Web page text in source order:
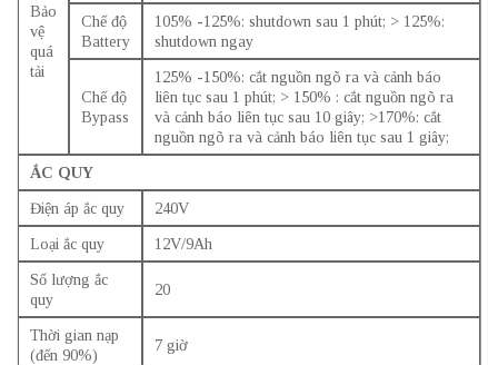
Bảo
vệ
quá
tải
Chế độ
Battery
105% -125%: shutdown sau 1 phút; > 125%:
shutdown ngay
Chế độ
Bypass
125% -150%: cắt nguồn ngõ ra và cảnh báo
liên tục sau 1 phút; > 150% : cắt nguồn ngõ ra
và cảnh báo liên tục sau 10 giây; >170%: cắt
nguồn ngõ ra và cảnh báo liên tục sau 1 giây;
ẮC QUY
Điện áp ắc quy
240V
Loại ắc quy
12V/9Ah
Số lượng ắc
quy
20
Thời gian nạp
(đến 90%)
7 giờ